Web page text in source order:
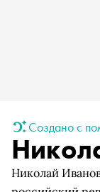
Создано с
Николай